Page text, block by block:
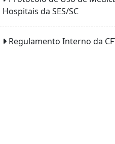
Hospitais da SES/SC
Regulamento Interno da